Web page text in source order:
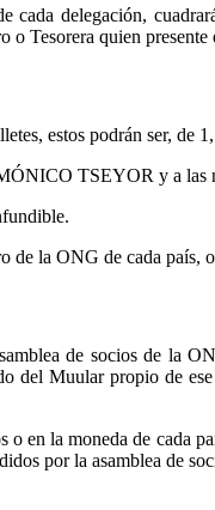
delegación,
Tesorera quien
estos podrán ser, de
TSEYOR y a las
la ONG de cada país,
de socios de la
del Muular propio de
en la moneda de cada
por la asamblea de